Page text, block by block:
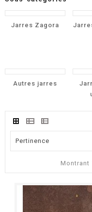
Jarres Zagora
Autres jarres
Pertinence
Montrant